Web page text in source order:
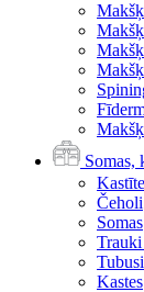
Somas,
Čeholi
Somas
Tubusi
Kastes